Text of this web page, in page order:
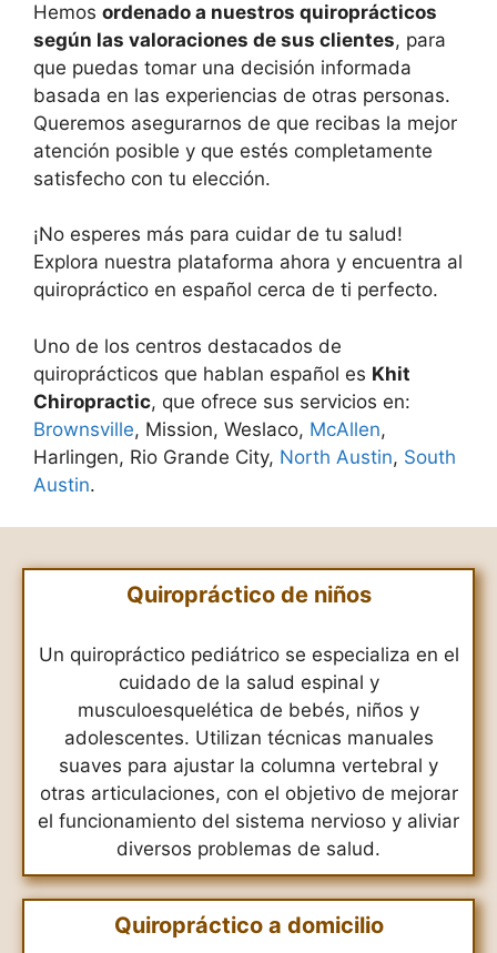
Hemos ordenado a nuestros quiroprácticos
según las valoraciones de sus clientes, para
que puedas tomar una decisión informada
basada en las experiencias de otras personas.
Queremos asegurarnos de que recibas la mejor
atención posible y que estés completamente
satisfecho con tu elección.
¡No esperes más para cuidar de tu salud!
Explora nuestra plataforma ahora y encuentra al
quiropráctico en español cerca de ti perfecto.
Uno de los centros destacados de
quiroprácticos que hablan español es Khit
Chiropractic, que ofrece sus servicios en:
Brownsville, Mission, Weslaco, McAllen,
Harlingen, Rio Grande City, North Austin, South
Austin.
Quiropráctico de niños
Un quiropráctico pediátrico se especializa en el
cuidado de la salud espinal y
musculoesquelética de bebés, niños y
adolescentes. Utilizan técnicas manuales
suaves para ajustar la columna vertebral y
otras articulaciones, con el objetivo de mejorar
el funcionamiento del sistema nervioso y aliviar
diversos problemas de salud.
Quiropráctico a domicilio